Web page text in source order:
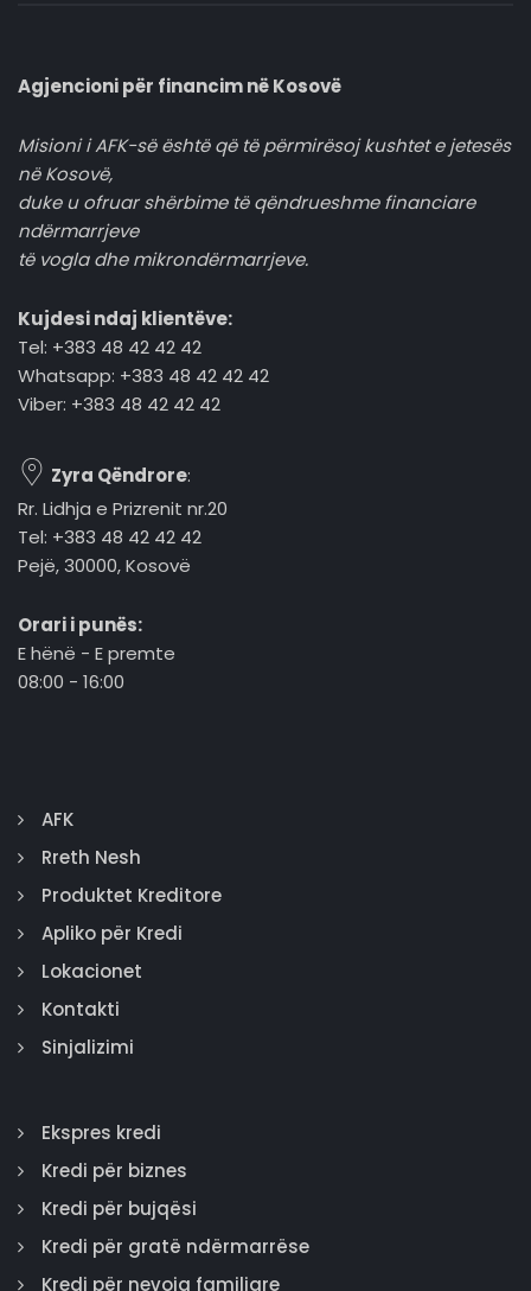
Agjencioni për financim në Kosovë
Misioni i AFK-së është që të përmirësoj kushtet e jetesës
në Kosovë,
duke u ofruar shërbime të qëndrueshme financiare
ndërmarrjeve
të vogla dhe mikrondërmarrjeve.
Kujdesi ndaj klientëve:
Tel: +383 48 42 42 42
Whatsapp: +383 48 42 42 42
Viber: +383 48 42 42 42
Zyra Qëndrore:
Rr. Lidhja e Prizrenit nr.20
Tel: +383 48 42 42 42
Pejë, 30000, Kosovë
Orari i punës:
E hënë - E premte
08:00 - 16:00
AFK
Rreth Nesh
Produktet Kreditore
Apliko për Kredi
Lokacionet
Kontakti
Sinjalizimi
Ekspres kredi
Kredi për biznes
Kredi për bujqësi
Kredi për gratë ndërmarrëse
Kredi për nevoja familjare